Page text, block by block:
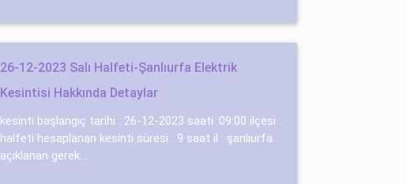
26-12-2023 Salı Halfeti-Şanlıurfa Elektrik
Kesintisi Hakkında Detaylar
kesinti başlangıç tarihi : 26-12-2023 saati :09:00 ilçesi :
halfeti hesaplanan kesinti süresi : 9 saat il : şanlıurfa
açıklanan gerek...